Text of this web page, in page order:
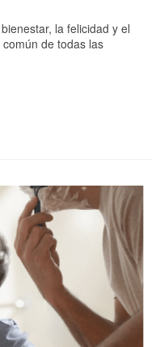
la felicidad y el
de todas las